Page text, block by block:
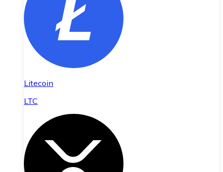
Litecoin
LTC